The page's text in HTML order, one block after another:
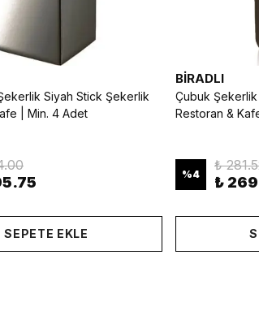
Siyah Stick Şekerlik
| Min. 4 Adet
SEPETE EKLE
BİRADLI
Çubuk
Restoran &
%4
₺
₺